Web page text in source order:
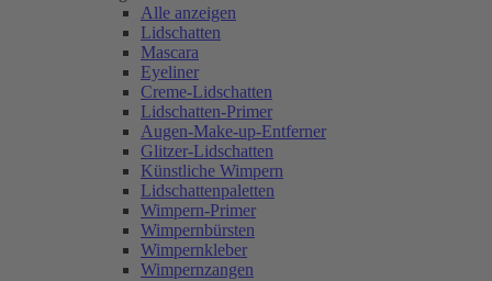
Alle anzeigen
Lidschatten
Mascara
Eyeliner
Creme-Lidschatten
Lidschatten-Primer
Augen-Make-up-Entferner
Glitzer-Lidschatten
Künstliche Wimpern
Lidschattenpaletten
Wimpern-Primer
Wimpernbürsten
Wimpernkleber
Wimpernzangen